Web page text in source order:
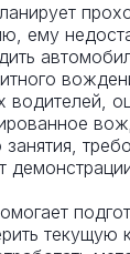
ему
водителей,
занятия,
текущую